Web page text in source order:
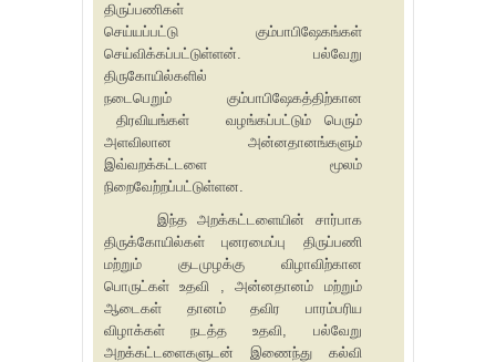
திருப்பணிகள்
செய்யப்பட்டு கும்பாபிஷேகங்கள்
செய்விக்கப்பட்டுள்ளன். பல்வேறு
திருகோயில்களில்
நடைபெறும் கும்பாபிஷேகத்திற்கான
திரவியங்கள் வழங்கப்பட்டும் பெரும்
அளவிலான அன்னதானங்களும்
இவ்வறக்கட்டளை மூலம்
நிறைவேற்றப்பட்டுள்ளன.
இந்த அறக்கட்டளையின் சார்பாக
திருக்கோயில்கள் புனரமைப்பு திருப்பணி
மற்றும் குடமுழக்கு விழாவிற்கான
பொருட்கள் உதவி , அன்னதானம் மற்றும்
ஆடைகள் தானம் தவிர பாரம்பரிய
விழாக்கள் நடத்த உதவி, பல்வேறு
அறக்கட்டளைகளுடன் இணைந்து கல்வி